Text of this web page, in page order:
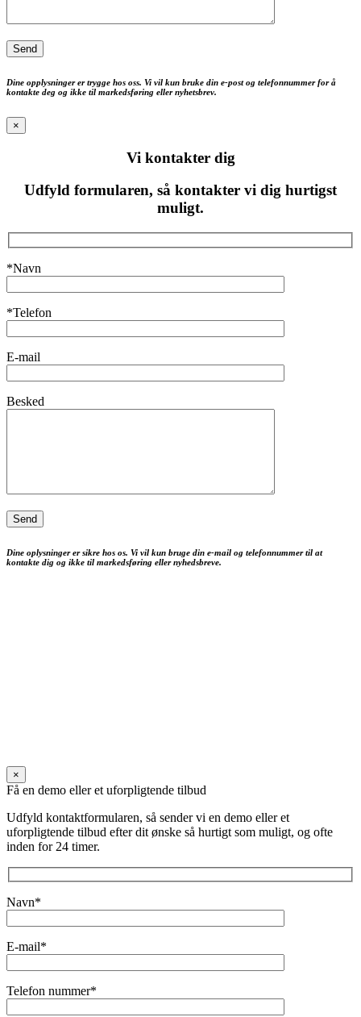
Dine opplysninger er trygge hos oss. Vi vil kun bruke din e-post og telefonnummer for å
kontakte deg og ikke til markedsføring eller nyhetsbrev.
×
Vi kontakter dig
Udfyld formularen, så kontakter vi dig hurtigst
muligt.
*Navn
*Telefon
E-mail
Besked
Dine oplysninger er sikre hos os. Vi vil kun bruge din e-mail og telefonnummer til at
kontakte dig og ikke til markedsføring eller nyhedsbreve.
×
Få en demo eller et uforpligtende tilbud
Udfyld kontaktformularen, så sender vi en demo eller et
uforpligtende tilbud efter dit ønske så hurtigt som muligt, og ofte
inden for 24 timer.
Navn*
E-mail*
Telefon nummer*